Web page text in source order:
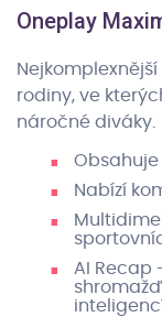
Oneplay
rodiny, ve
náročné diváky.
Nabízí
AI Recap